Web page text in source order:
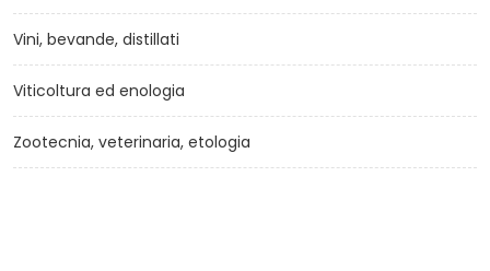
Vini, bevande, distillati
Viticoltura ed enologia
Zootecnia, veterinaria, etologia